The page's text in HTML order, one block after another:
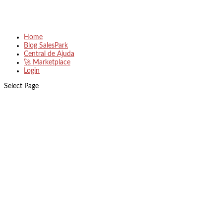
Home
Blog SalesPark
Central de Ajuda
🚀 Marketplace
Login
Select Page